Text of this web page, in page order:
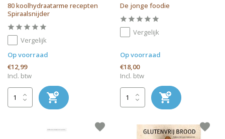
80 koolhydraatarme recepten
Spiraalsnijder
Vergelijk
Op voorraad
€12,99
Incl. btw
De jonge foodie
Vergelijk
Op voorraad
€18,00
Incl. btw